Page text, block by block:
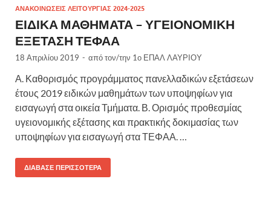
ΑΝΑΚΟΙΝΩΣΕΙΣ ΛΕΙΤΟΥΡΓΙΑΣ 2024-2025
ΕΙΔΙΚΑ ΜΑΘΗΜΑΤΑ – ΥΓΕΙΟΝΟΜΙΚΗ
ΕΞΕΤΑΣΗ ΤΕΦΑΑ
18 Απριλίου 2019 - από τον/την 1ο ΕΠΑΛ ΛΑΥΡΙΟΥ
Α. Καθορισμός προγράμματος πανελλαδικών εξετάσεων
έτους 2019 ειδικών μαθημάτων των υποψηφίων για
εισαγωγή στα οικεία Τμήματα. Β. Ορισμός προθεσμίας
υγειονομικής εξέτασης και πρακτικής δοκιμασίας των
υποψηφίων για εισαγωγή στα ΤΕΦΑΑ. …
ΔΙΆΒΑΣΕ ΠΕΡΙΣΣΌΤΕΡΑ